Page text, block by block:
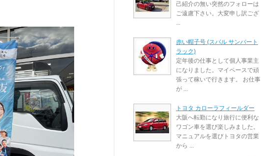
己紹介の無い突然のフォローは
ご遠慮下さい。大変申し訳ござ
...
赤い帽子号 (スバル サンバート
ラック)
定年後の仕事として個人事業主
になりました。マイペースで頑
張って稼いで行きます。 お仕事
が ...
トヨタ カローラフィールダー
大阪へ転勤になり旅行に便利な
ワゴン車を選び楽しみました。
マニュアルを選びトヨタの営業
から ...